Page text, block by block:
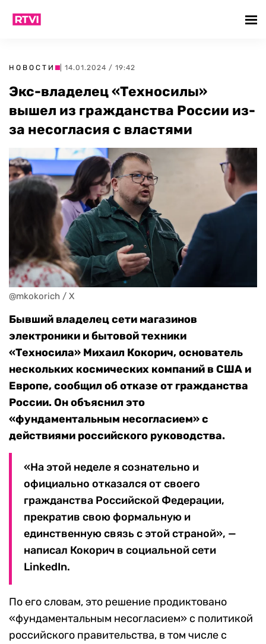
НОВОСТИ | 14.01.2024 / 19:42
Экс-владелец «Техносилы»
вышел из гражданства России из-
за несогласия с властями
@mkokorich / X
Бывший владелец сети магазинов
электроники и бытовой техники
«Техносила» Михаил Кокорич, основатель
нескольких космических компаний в США и
Европе, сообщил об отказе от гражданства
России. Он объяснил это
«фундаментальным несогласием» с
действиями российского руководства.
«На этой неделе я сознательно и
официально отказался от своего
гражданства Российской Федерации,
прекратив свою формальную и
единственную связь с этой страной», —
написал Кокорич в социальной сети
LinkedIn.
По его словам, это решение продиктовано
«фундаментальным несогласием» с политикой
российского правительства, в том числе с